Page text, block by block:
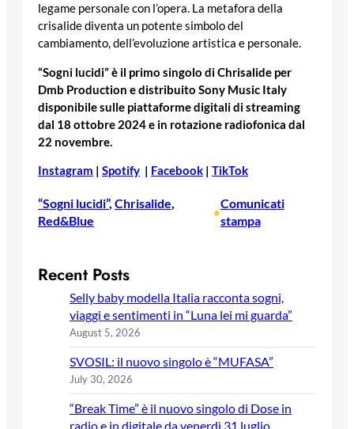
legame personale con l’opera. La metafora della
crisalide diventa un potente simbolo del
cambiamento, dell’evoluzione artistica e personale.
“Sogni lucidi” è il primo singolo di Chrisalide per
Dmb Production e distribuito Sony Music Italy
disponibile sulle piattaforme digitali di streaming
dal 18 ottobre 2024 e in rotazione radiofonica dal
22 novembre.
Instagram Spotify Facebook TikTok
“Sogni lucidi”, Chrisalide
Red&Blue
•
Comunicati
stampa
Recent Posts
Selly baby modella Italia racconta sogni,
viaggi e sentimenti in “Luna lei mi guarda”
August 5, 2026
SVOSIL: il nuovo singolo è “MUFASA”
July 30, 2026
“Break Time” è il nuovo singolo di Dose in
radio e in digitale da venerdì 31 luglio